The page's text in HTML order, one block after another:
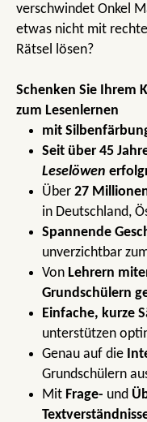
verschwindet Onkel
etwas nicht mit
Rätsel lösen?
Schenken Sie Ihrem
zum Lesenlernen
mit
Seit über 45
Leselöwen
Über 27
in Deutschland,
Spannende
unverzichtbar
Von Lehrern
Grundschülern
Einfache, kurze
unterstützen
Genau auf die
Grundschülern
Mit Frage- und